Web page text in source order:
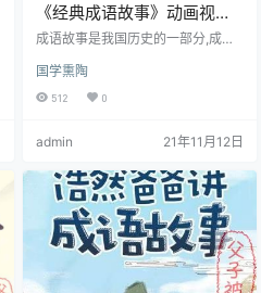
《经典成语故事》动画视频
共160集 FLV格式
成语故事是我国历史的一部分,成语
一个含义深远的故事.经过时间的打
磨,万万人的口口叮传,每句成语又是
那么深切隽永、言简意赅.浏览成语
习知识、堆集美好的说话素材.所以,
必经之路.成语故事以深切形象的故
事典故讲述一些道理.成语就是有道
理的词语,它奠基着我国的文化之
熙。
国学熏陶
512 0
admin 21年11月12日